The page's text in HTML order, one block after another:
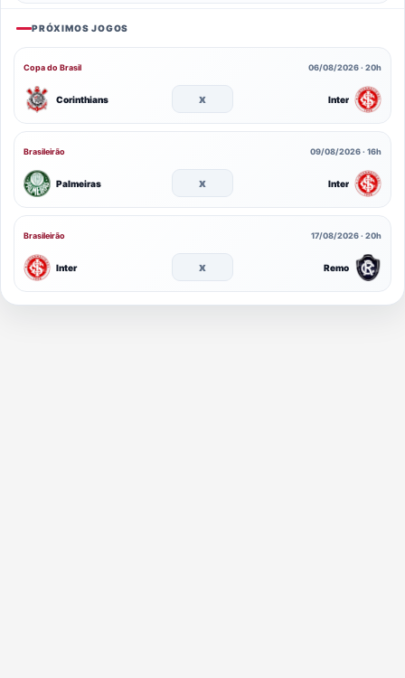
PRÓXIMOS JOGOS
Copa do Brasil 06/08/2026 · 20h
Corinthians x Inter
Brasileirão 09/08/2026 · 16h
Palmeiras x Inter
Brasileirão 17/08/2026 · 20h
Inter x Remo